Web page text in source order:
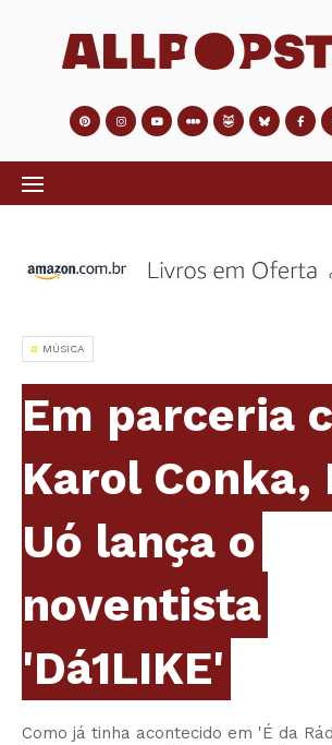
MÚSICA
Em parceria
Karol Conka,
Uó lança o
noventista
'Dá1LIKE'
Como já tinha acontecido em 'É da